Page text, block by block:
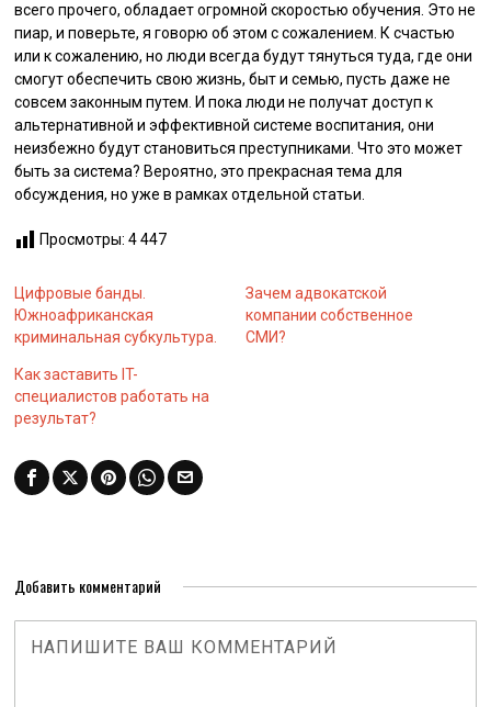
всего прочего, обладает огромной скоростью обучения. Это не
пиар, и поверьте, я говорю об этом с сожалением. К счастью
или к сожалению, но люди всегда будут тянуться туда, где они
смогут обеспечить свою жизнь, быт и семью, пусть даже не
совсем законным путем. И пока люди не получат доступ к
альтернативной и эффективной системе воспитания, они
неизбежно будут становиться преступниками. Что это может
быть за система? Вероятно, это прекрасная тема для
обсуждения, но уже в рамках отдельной статьи.
Просмотры: 4 447
Цифровые банды.
Южноафриканская
криминальная субкультура.
Зачем адвокатской
компании собственное
СМИ?
Как заставить IT-
специалистов работать на
результат?
Добавить комментарий